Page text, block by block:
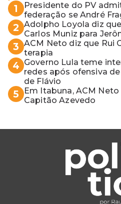
1
Presidente do PV
federação se André
2 Adolpho Loyola diz
Carlos Muniz para
3 ACM Neto diz que Rui
terapia
4 Governo Lula teme
redes após ofensiva
de Flávio
5
Em Itabuna, ACM
Capitão Azevedo